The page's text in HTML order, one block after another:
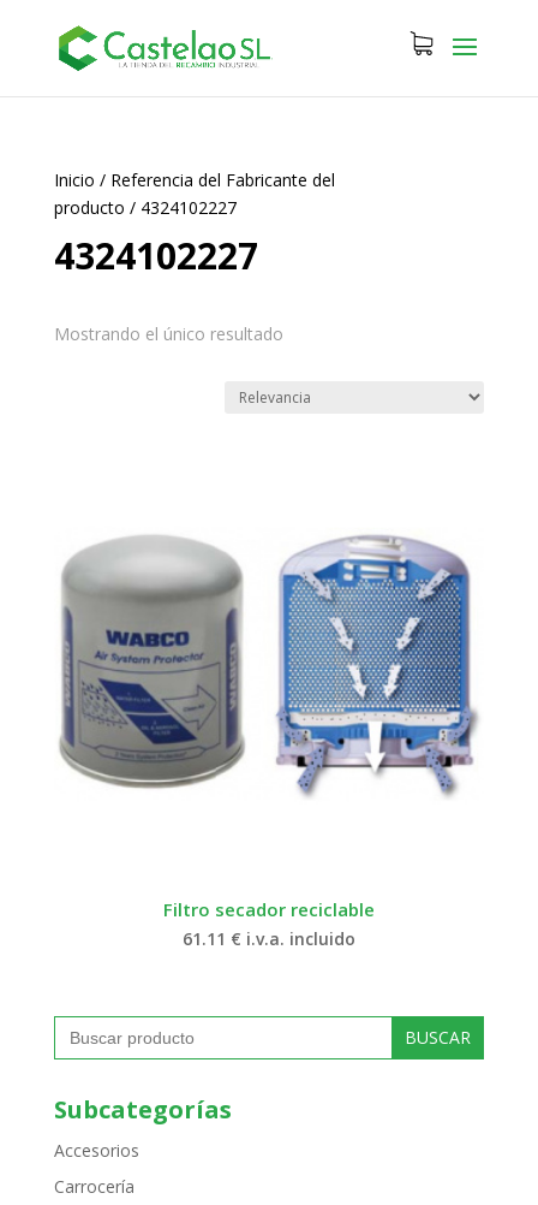
Inicio / Referencia del Fabricante del
producto / 4324102227
4324102227
Mostrando el único resultado
Filtro secador reciclable
61.11 € i.v.a. incluido
Buscar:
Subcategorías
Accesorios
Carrocería